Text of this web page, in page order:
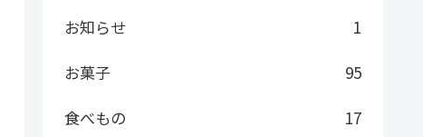
お知らせ
1
お菓子
95
食べもの
17